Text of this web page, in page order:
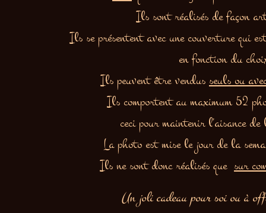
Ils sont réalisés de façon
Ils se présententavec unecouverture qui
en fonction du
Ils peuvent être vendusseuls ou
Ils comportent au maximum 52
ceci pour maintenir l'aisance
La photo est mise le jour de la
Ils ne sont donc réalisés que sur
Un joli cadeau pour soi ou à